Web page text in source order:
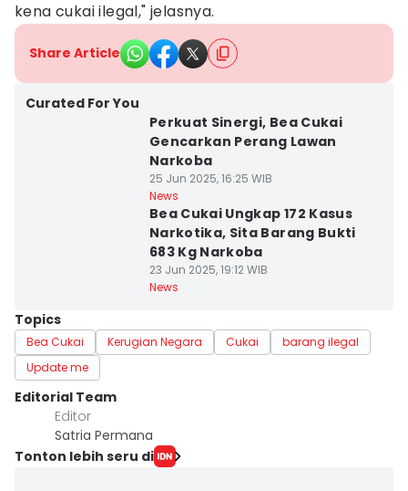
kena cukai ilegal," jelasnya.
Share Article
Curated For You
Perkuat Sinergi, Bea Cukai
Gencarkan Perang Lawan
Narkoba
25 Jun 2025, 16:25 WIB
News
Bea Cukai Ungkap 172 Kasus
Narkotika, Sita Barang Bukti
683 Kg Narkoba
23 Jun 2025, 19:12 WIB
News
Topics
Bea Cukai Kerugian Negara Cukai
barang ilegal
Update me
Editorial Team
Editor
Satria Permana
Tonton lebih seru di